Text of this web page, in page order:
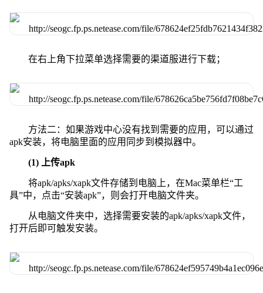
在右上角下拉菜单选择需要的渠道服进行下载；
方法二：如果游戏中心没有找到需要的应用，可以通过
apk安装，将电脑里面的应用同步到模拟器中。
(1) 上传apk
将apk/apks/xapk文件存储到电脑上，在Mac菜单栏“工
具”中，点击“安装apk”，则会打开电脑文件夹。
从电脑文件夹中，选择需要安装的apk/apks/xapk文件，
打开后即可触发安装。